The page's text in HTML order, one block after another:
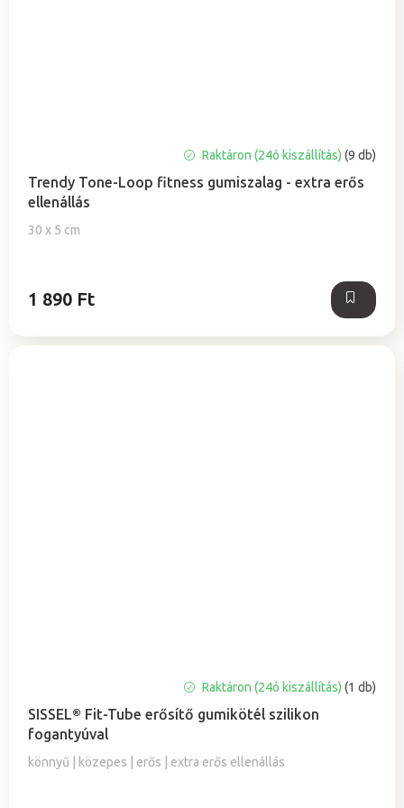
Trendy Tone-Loop fitness gumiszalag - extra erős
ellenállás
30 x 5 cm
átlagos
értékelése
5-
Raktáron (24ó kiszállítás)(9 db)
1 890 Ft
SISSEL® Fit-Tube erősítő gumikötél szilikon
fogantyúval
könnyű | közepes | erős | extra erős ellenállás
átlagos
értékelése
5-
Raktáron (24ó kiszállítás)(1 db)